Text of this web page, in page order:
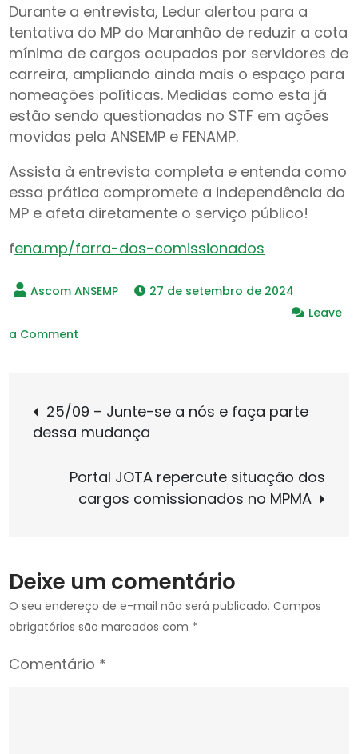
Durante a entrevista, Ledur alertou para a
tentativa do MP do Maranhão de reduzir a cota
mínima de cargos ocupados por servidores de
carreira, ampliando ainda mais o espaço para
nomeações políticas. Medidas como esta já
estão sendo questionadas no STF em ações
movidas pela ANSEMP e FENAMP.
Assista à entrevista completa e entenda como
essa prática compromete a independência do
MP e afeta diretamente o serviço público!
fena.mp/farra-dos-comissionados
27 de setembro de 2024
Leave
a Comment
Carta
Capital
“farra
dos
nos
MPs
estaduais”
Navegação
de
Post
25/09 – Junte-se a nós e faça parte
dessa mudança
Portal JOTA repercute situação dos
cargos comissionados no MPMA
Deixe um comentário
O seu endereço de e-mail não será publicado. Campos
obrigatórios são marcados com *
Comentário *